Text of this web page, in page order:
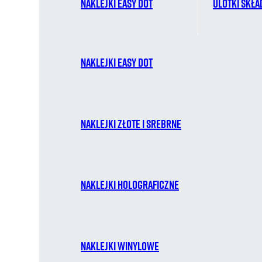
Naklejki easy dot Ulotki
Naklejki easy dot
Naklejki złote i srebrne
Naklejki holograficzne
Naklejki winylowe